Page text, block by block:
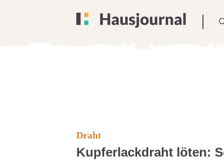
Draht
Kupferlackdraht löten: